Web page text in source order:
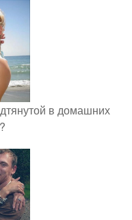
в домашних